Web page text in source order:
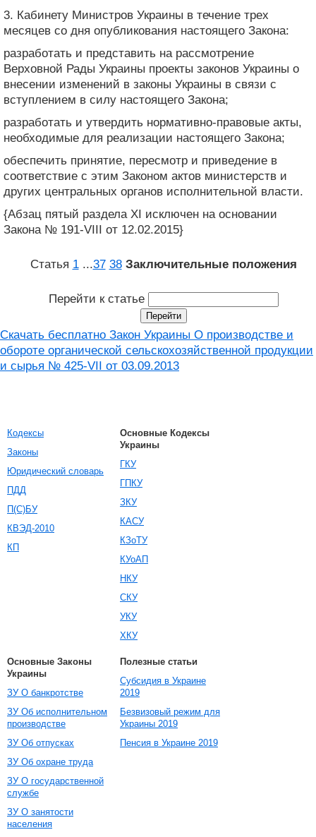
3. Кабинету Министров Украины в течение трех
месяцев со дня опубликования настоящего Закона:
разработать и представить на рассмотрение
Верховной Рады Украины проекты законов Украины о
внесении изменений в законы Украины в связи с
вступлением в силу настоящего Закона;
разработать и утвердить нормативно-правовые акты,
необходимые для реализации настоящего Закона;
обеспечить принятие, пересмотр и приведение в
соответствие с этим Законом актов министерств и
других центральных органов исполнительной власти.
{Абзац пятый раздела XI исключен на основании
Закона № 191-VIII от 12.02.2015}
Статья 1 ...37 38 Заключительные положения
Перейти к статье
Скачать бесплатно Закон Украины О производстве и
обороте органической сельскохозяйственной продукции
и сырья № 425-VII от 03.09.2013
Кодексы
Законы
Юридический словарь
ПДД
П(С)БУ
КВЭД-2010
КП
Основные Кодексы
Украины
ГКУ
ГПКУ
ЗКУ
КАСУ
КЗоТУ
КУоАП
НКУ
СКУ
УКУ
ХКУ
Основные Законы
Украины
ЗУ О банкротстве
ЗУ Об исполнительном
производстве
ЗУ Об отпусках
ЗУ Об охране труда
ЗУ О государственной
службе
ЗУ О занятости
населения
Полезные статьи
Субсидия в Украине
2019
Безвизовый режим для
Украины 2019
Пенсия в Украине 2019